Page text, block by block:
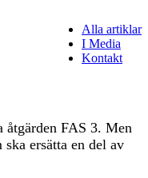
Alla artiklar
I Media
Kontakt
åtgärden FAS 3. Men
ersätta en del av